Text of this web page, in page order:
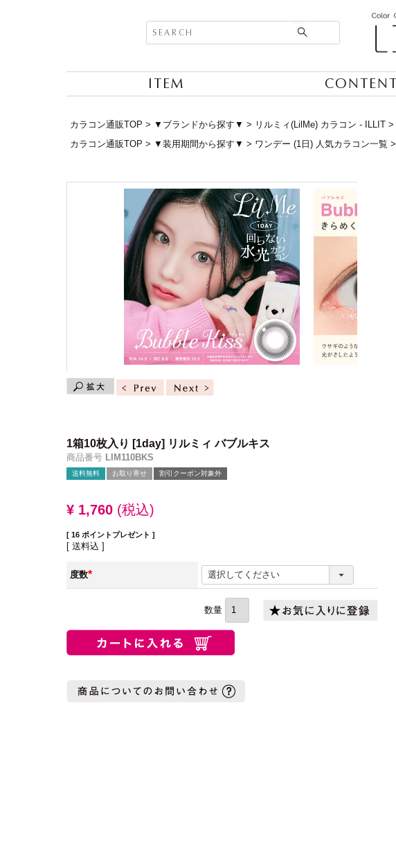
ITEM
カラコン通販TOP ▼ブランドから探す▼ リルミィ(LilMe) カラコン - ILLIT
カラコン通販TOP
▼装用期間から探す▼ ワンデー (1日) 人気カラコン一覧
1箱10枚入り [1day] リルミィ バブルキス
商品番号 LIM110BKS
送料無料 お取り寄せ 割引クーポン対象外
¥ 1,760 税込
[ 16 ポイントプレゼント ]
送料込
度数
(必